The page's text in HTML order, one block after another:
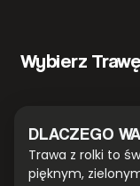
Wybierz
DLACZEGO
Trawa z rolki to
pięknym,